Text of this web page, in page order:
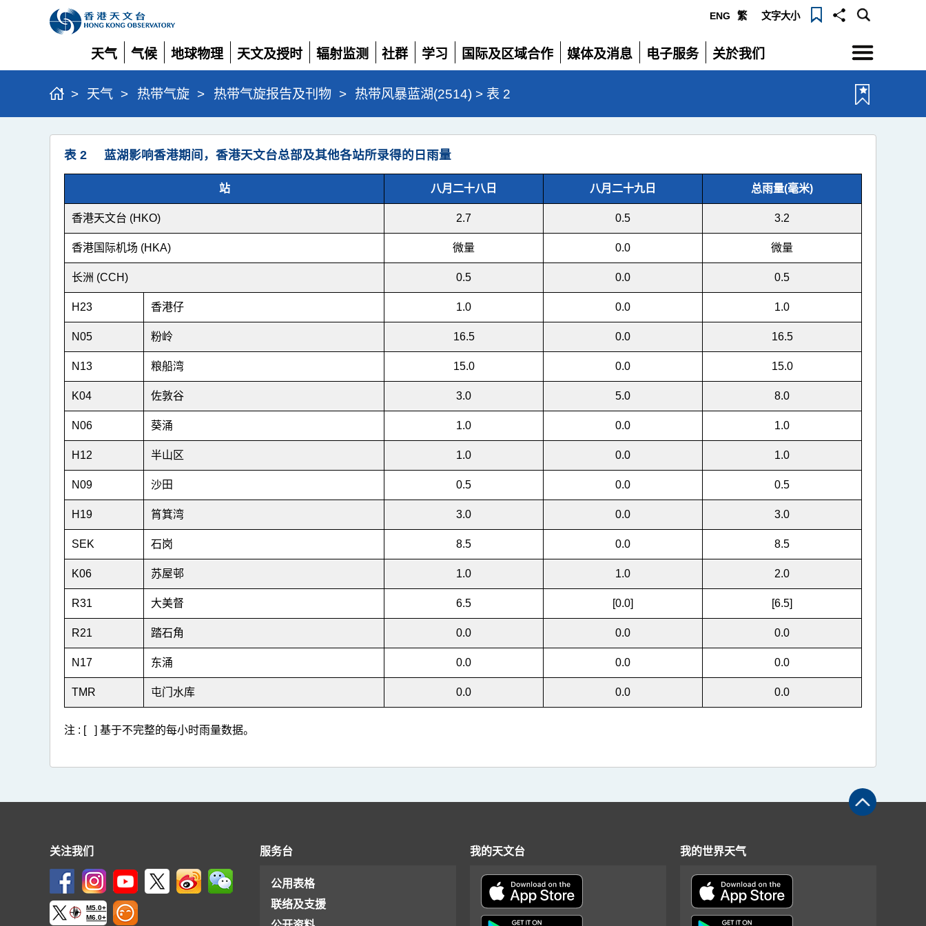
ENG 繁 文字大小
天气
展
开
气候
展
开
地球物理
展
开
天文及授时
展
开
辐射监测
展
开
社群
展
开
学习
展
开
国际及区域合作
展
开
媒体及消息
展
电子服务
展
关於我们
展
选
单
> 天气 > 热带气旋 > 热带气旋报告及刊物 > 热带风暴蓝湖(2514) > 表 2
热
带
暴
蓝
(2514)
表 2 蓝湖影响香港期间，香港天文台总部及其他各站所录得的日雨量
站 八月二十八日 八月二十九日 总雨量(毫米)
香港天文台 (HKO) 2.7 0.5 3.2
香港国际机场 (HKA) 微量 0.0 微量
长洲 (CCH) 0.5 0.0 0.5
H23 香港仔 1.0 0.0 1.0
N05 粉岭 16.5 0.0 16.5
N13 粮船湾 15.0 0.0 15.0
K04 佐敦谷 3.0 5.0 8.0
N06 葵涌 1.0 0.0 1.0
H12 半山区 1.0 0.0 1.0
N09 沙田 0.5 0.0 0.5
H19 筲箕湾 3.0 0.0 3.0
SEK 石岗 8.5 0.0 8.5
K06 苏屋邨 1.0 1.0 2.0
R31 大美督 6.5 [0.0] [6.5]
R21 踏石角 0.0 0.0 0.0
N17 东涌 0.0 0.0 0.0
TMR 屯门水库 0.0 0.0 0.0
注 : [ ] 基于不完整的每小时雨量数据。
关注我们
M5.0+
M6.0+
服务台
公用表格
联络及支援
我的天文台 我的世界天气